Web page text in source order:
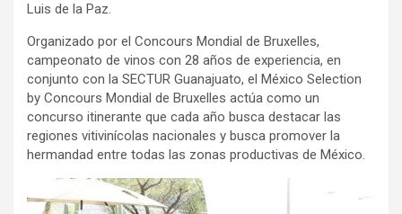
Luis de la Paz.
Organizado por el Concours Mondial de Bruxelles,
campeonato de vinos con 28 años de experiencia, en
conjunto con la SECTUR Guanajuato, el México Selection
by Concours Mondial de Bruxelles actúa como un
concurso itinerante que cada año busca destacar las
regiones vitivinícolas nacionales y busca promover la
hermandad entre todas las zonas productivas de México.